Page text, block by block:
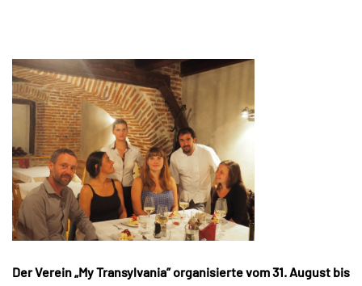
Der Verein „My Transylvania” organisierte vom 31. August bis